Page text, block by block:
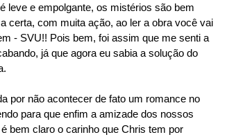
leve e empolgante, os mistérios são bem
certa, com muita ação, ao ler a obra você vai
- SVU!! Pois bem, foi assim que me senti a
já que agora eu sabia a solução do
por não acontecer de fato um romance no
para que enfim a amizade dos nossos
bem claro o carinho que Chris tem por